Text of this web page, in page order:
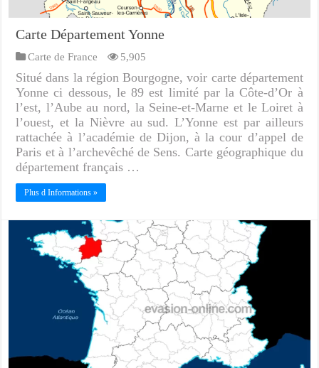
Carte Département Yonne
Carte de France 5,905
Situé dans la région Bourgogne, voir carte département
Yonne ci dessous, le 89 est limité par la Côte-d’Or à
l’est, l’Aube au nord, la Seine-et-Marne et le Loiret à
l’ouest, et la Nièvre au sud. L’Yonne est par ailleurs
rattachée à l’académie de Dijon, à la cour d’appel de
Paris et à l’archevêché de Sens. Carte géographique du
département français …
Plus d Informations »